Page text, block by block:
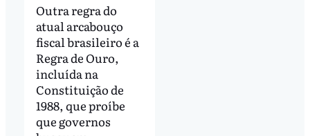
Outra regra do
atual arcabouço
fiscal brasileiro é a
Regra de Ouro,
incluída na
Constituição de
1988, que proíbe
que governos